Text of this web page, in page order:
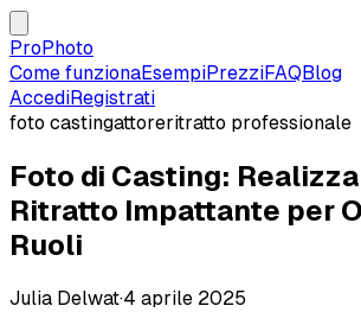
ProPhoto
Come funzionaEsempiPrezziFAQBlog
AccediRegistrati
foto castingattoreritratto professionale
Foto di Casting:
Ritratto Impattante per
Ruoli
Julia Delwat·4 aprile 2025